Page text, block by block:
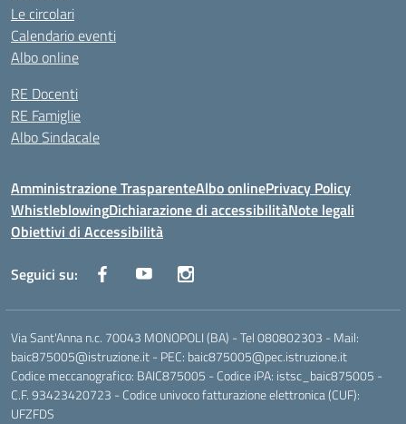
Le circolari
Calendario eventi
Albo online
RE Docenti
RE Famiglie
Albo Sindacale
Amministrazione TrasparenteAlbo onlinePrivacy Policy
WhistleblowingDichiarazione di accessibilitàNote legali
Obiettivi di Accessibilità
Seguici su:
Via Sant'Anna n.c. 70043 MONOPOLI (BA) - Tel 080802303 - Mail:
baic875005@istruzione.it - PEC: baic875005@pec.istruzione.it
Codice meccanografico: BAIC875005 - Codice iPA: istsc_baic875005 -
C.F. 93423420723 - Codice univoco fatturazione elettronica (CUF):
UFZFDS